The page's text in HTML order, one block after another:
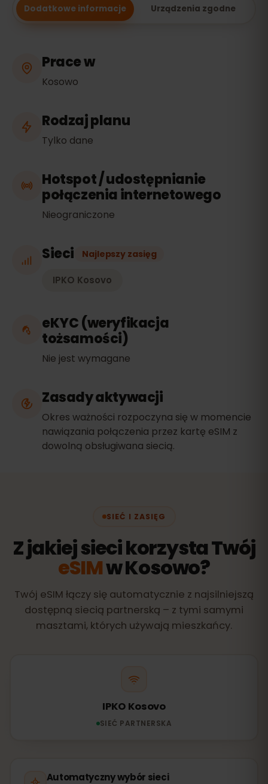
Dodatkowe informacje Urządzenia zgodne
Prace w
Kosowo
Rodzaj planu
Tylko dane
Hotspot / udostępnianie
połączenia internetowego
Nieograniczone
Sieci Najlepszy zasięg
IPKO Kosovo
eKYC (weryfikacja
tożsamości)
Nie jest wymagane
Zasady aktywacji
Okres ważności rozpoczyna się w momencie
nawiązania połączenia przez kartę eSIM z
dowolną obsługiwana siecią.
SIEĆ I ZASIĘG
Z jakiej sieci korzysta Twój
eSIMw Kosowo?
Twój eSIM łączy się automatycznie z najsilniejszą
dostępną siecią partnerską – z tymi samymi
masztami, których używają mieszkańcy.
IPKO Kosovo
SIEĆ PARTNERSKA
Automatyczny wybór sieci